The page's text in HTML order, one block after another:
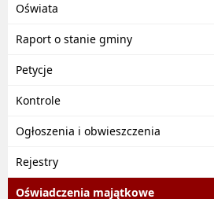
Oświata
Raport o stanie gminy
Petycje
Kontrole
Ogłoszenia i obwieszczenia
Rejestry
Oświadczenia majątkowe